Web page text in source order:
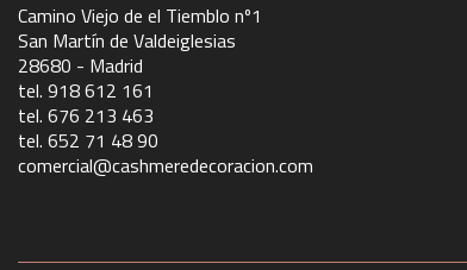
Camino Viejo de el Tiemblo nº1
San Martín de Valdeiglesias
28680 - Madrid
tel. 918 612 161
tel. 676 213 463
tel. 652 71 48 90
comercial@cashmeredecoracion.com